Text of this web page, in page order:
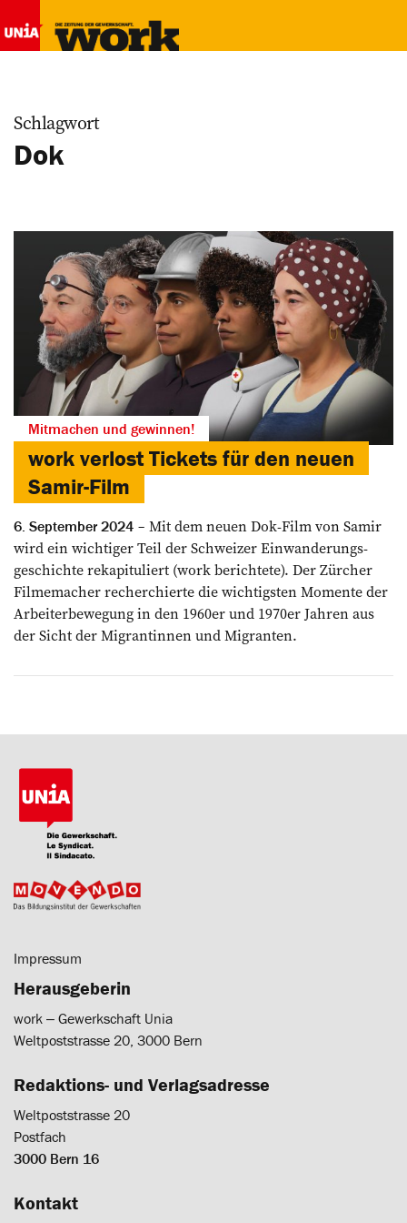
Schlagwort
Dok
Mitmachen und gewinnen!
work verlost Tickets für den neuen
Samir-Film
6. September 2024
Mit dem neuen Dok-Film von ­Samir
wird ein wichtiger Teil der Schweizer Einwanderungs­
geschichte rekapituliert (work berichtete). Der Zürcher
Filmemacher recherchierte die wichtigsten Momente der
Arbeiterbewegung in den 1960er und 1970er Jahren aus
der Sicht der Migrantinnen und Migranten.
Impressum
Herausgeberin
work ‒ Gewerkschaft Unia
Weltpoststrasse 20, 3000 Bern
Redaktions- und Verlagsadresse
Weltpoststrasse 20
Postfach
3000 Bern 16
Kontakt